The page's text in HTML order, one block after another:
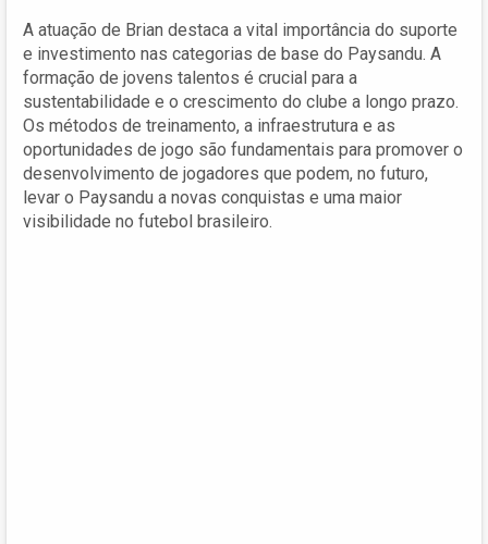
A atuação de Brian destaca a vital importância do suporte
e investimento nas categorias de base do Paysandu. A
formação de jovens talentos é crucial para a
sustentabilidade e o crescimento do clube a longo prazo.
Os métodos de treinamento, a infraestrutura e as
oportunidades de jogo são fundamentais para promover o
desenvolvimento de jogadores que podem, no futuro,
levar o Paysandu a novas conquistas e uma maior
visibilidade no futebol brasileiro.